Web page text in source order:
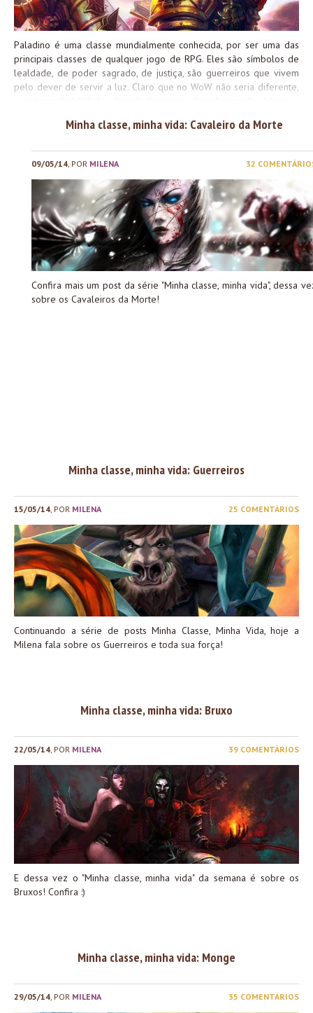
Paladino é uma classe mundialmente conhecida, por ser uma das
principais classes de qualquer jogo de RPG. Eles são símbolos de
lealdade, de poder sagrado, de justiça, são guerreiros que vivem
pelo dever de servir a luz. Claro que no WoW não seria diferente,
pode salvar a pátria em momentos desesperados. A classe como
o faz uma classe verdadeiramente versátil. Paladinos são
amiguinhos que você sempre vai querer ter por perto. Paladinos
são classes fáceis de se aprender o mínimo para jogá-los, e é uma
grande mão na roda pra qualquer grupo. Assim como
druidas e monges, ele possui três especializações com cada uma
das funções, e é totalmente viável com qualquer uma das três. Os
paladinos possuem ótimos...
Minha classe, minha vida: Cavaleiro da Morte
09/05/14, POR MILENA 32
Confira mais um post da série "Minha classe, minha vida", dessa
sobre os Cavaleiros da Morte!
Minha classe, minha vida: Guerreiros
15/05/14, POR MILENA 25 COMENTÁRIOS
Continuando a série de posts Minha Classe, Minha Vida, hoje a
Milena fala sobre os Guerreiros e toda sua força!
Minha classe, minha vida: Bruxo
22/05/14, POR MILENA 39 COMENTÁRIOS
E dessa vez o "Minha classe, minha vida" da semana é sobre os
Bruxos! Confira :)
Minha classe, minha vida: Monge
29/05/14 , POR MILENA 35 COMENTÁRIOS